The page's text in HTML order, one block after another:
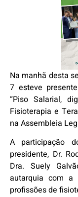
Na manhã desta
7 esteve
“Piso Salarial,
Fisioterapia e
na Assembleia
A participação
presidente, Dr.
Dra. Suely
autarquia com a
profissões de